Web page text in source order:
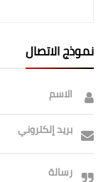
نموذج الاتصال
الاسم
بريد إلكتروني
رسالة